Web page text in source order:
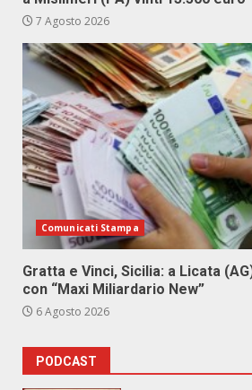
7 Agosto 2026
Comunicati Stampa
Gratta e Vinci, Sicilia: a Licata
con “Maxi Miliardario New”
6 Agosto 2026
PODCAST